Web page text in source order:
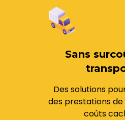
Sans
Des solutions
des prestations de
coûts